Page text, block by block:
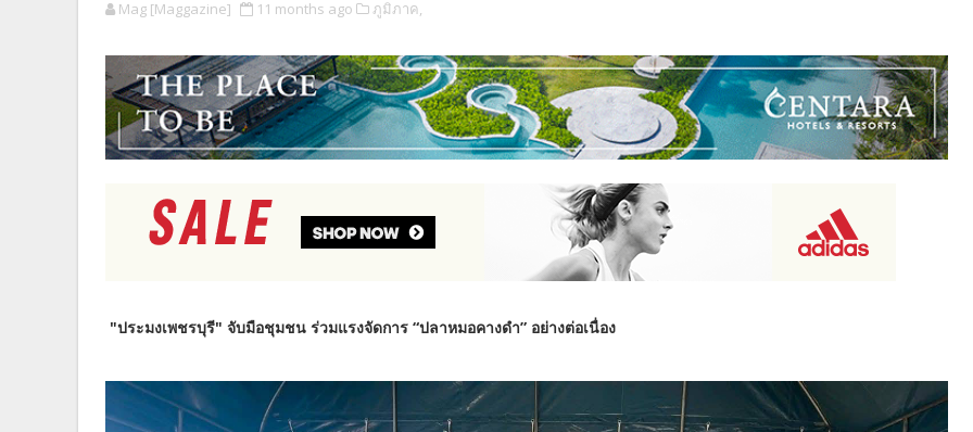
Mag [Maggazine]
11 months ago ภูมิภาค,
"ประมงเพชรบุรี" จับมือชุมชน ร่วมแรงจัดการ “ปลาหมอคางดำ” อย่างต่อเนื่อง